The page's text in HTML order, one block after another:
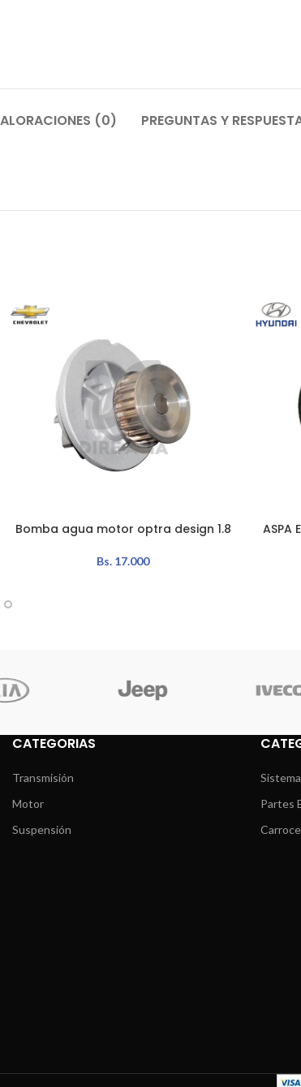
(0) PREGUNTAS Y
AÑADIR AL CARRITO
Bomba agua motor optra design 1.8
Bs. 17.000
AÑADIR
ASPA
CATEGORIAS
Transmisión
Motor
Suspensión
Partes